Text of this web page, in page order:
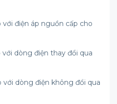
với điện áp nguồn cấp cho
với dòng điện thay đổi qua
với dòng điện không đổi qua